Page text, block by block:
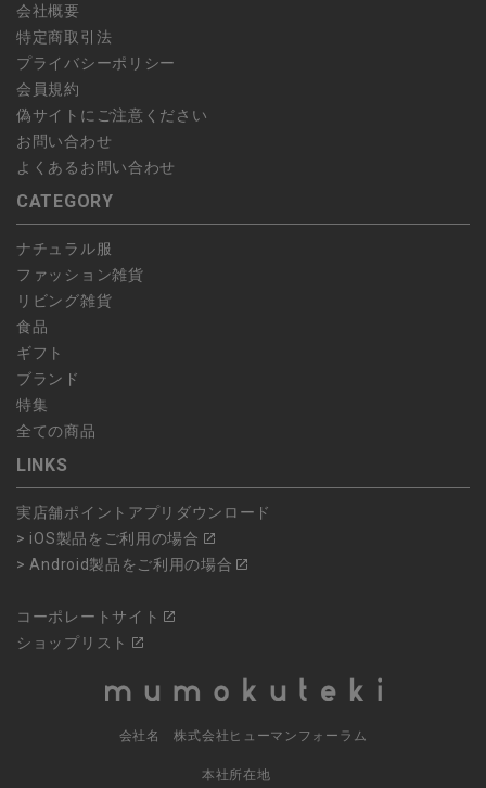
会社概要
特定商取引法
プライバシーポリシー
会員規約
偽サイトにご注意ください
お問い合わせ
よくあるお問い合わせ
CATEGORY
ナチュラル服
ファッション雑貨
リビング雑貨
食品
ギフト
ブランド
特集
全ての商品
LINKS
実店舗ポイントアプリダウンロード
> iOS製品をご利用の場合
> Android製品をご利用の場合
コーポレートサイト
ショップリスト
会社名 株式会社ヒューマンフォーラム
本社所在地